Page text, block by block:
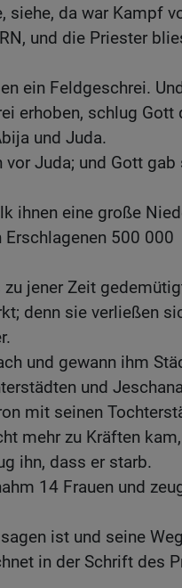
siehe, da war Kampf
und die Priester
ein Feldgeschrei.
erhoben, schlug Gott
und Juda.
Juda; und Gott gab
ihnen eine große
500 000
jener Zeit
denn sie verließen
und gewann ihm
und
mit seinen
mehr zu Kräften
ihn, dass er starb.
14 Frauen und
ist und seine
in der Schrift des